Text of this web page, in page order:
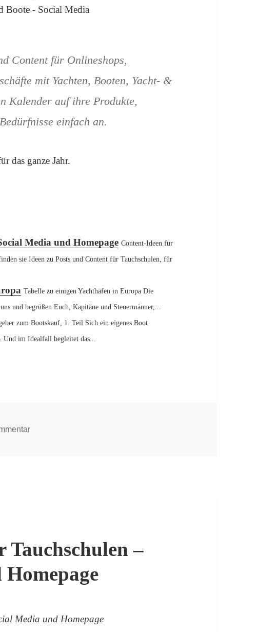
Content für Onlineshops,
mit Yachten, Booten, Yacht- &
Kalender auf ihre Produkte,
einfach an.
das ganze Jahr.
Yachten und Boote – Social Media und Homepage
Media und Homepage Content-Ideen für
sie Ideen zu Posts und Content für Tauchschulen, für
Tabelle zu einigen Yachthäfen in Europa Die
und begrüßen Euch, Kapitäne und Steuermänner,...
zum Bootskauf, 1. Teil Sich ein eigenes Boot
Und im Idealfall begleitet das...
zu Content-Ideen für Shops – Verkauf von Yachten und
Tauchschulen –
Media und Homepage